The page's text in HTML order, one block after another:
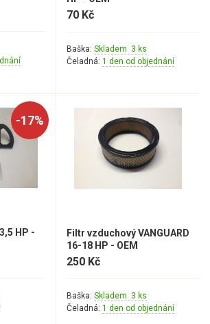
pily
ústrojí 110 cm
70 Kč
Baška: Skladem 3 ks
Čeladná: 1 den od objednání
-17%
HP -
Filtr vzduchový VANGUARD
16-18 HP - OEM
250 Kč
Baška: Skladem 3 ks
Čeladná: 1 den od objednání